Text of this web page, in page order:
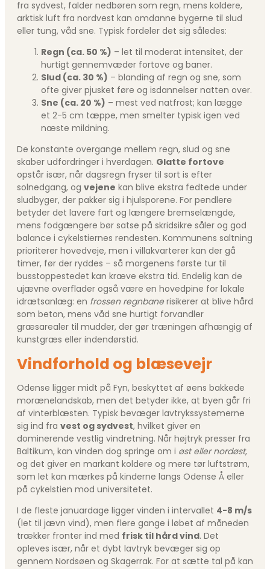
fra sydvest, falder nedbøren som regn, mens koldere,
arktisk luft fra nordvest kan omdanne bygerne til slud
eller tung, våd sne. Typisk fordeler det sig således:
Regn (ca. 50 %) – let til moderat intensitet, der
hurtigt gennemvæder fortove og baner.
Slud (ca. 30 %) – blanding af regn og sne, som
ofte giver pjusket føre og isdannelser natten over.
Sne (ca. 20 %) – mest ved natfrost; kan lægge
et 2-5 cm tæppe, men smelter typisk igen ved
næste mildning.
De konstante overgange mellem regn, slud og sne
skaber udfordringer i hverdagen. Glatte fortove
opstår især, når dagsregn fryser til sort is efter
solnedgang, og vejene kan blive ekstra fedtede under
sludbyger, der pakker sig i hjulsporene. For pendlere
betyder det lavere fart og længere bremselængde,
mens fodgængere bør satse på skridsikre såler og god
balance i cykelstiernes rendesten. Kommunens saltning
prioriterer hovedveje, men i villakvarterer kan der gå
timer, før der ryddes – så morgenens første tur til
busstoppestedet kan kræve ekstra tid. Endelig kan de
ujævne overflader også være en hovedpine for lokale
idrætsanlæg: en frossen regnbanerisikerer at blive hård
som beton, mens våd sne hurtigt forvandler
græsarealer til mudder, der gør træningen afhængig af
kunstgræs eller indendørstid.
Vindforhold og blæsevejr
Odense ligger midt på Fyn, beskyttet af øens bakkede
morænelandskab, men det betyder ikke, at byen går fri
af vinterblæsten. Typisk bevæger lavtrykssystemerne
sig ind fra vest og sydvest, hvilket giver en
dominerende vestlig vindretning. Når højtryk presser fra
Baltikum, kan vinden dog springe om i øst eller nordøst,
og det giver en markant koldere og mere tør luftstrøm,
som let kan mærkes på kinderne langs Odense Å eller
på cykelstien mod universitetet.
I de fleste januardage ligger vinden i intervallet 4-8 m/s
(let til jævn vind), men flere gange i løbet af måneden
trækker fronter ind med frisk til hård vind. Det
opleves især, når et dybt lavtryk bevæger sig op
gennem Nordsøen og Skagerrak. For at sætte tal på kan